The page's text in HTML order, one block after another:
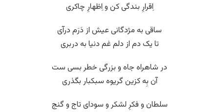
اِقرارِ بندگی کن و اِظهارِ چاکری
ساقی به مژدگانی عیش از دَرَم درآی
تا یک دم از دلم غم دنیا به دربری
در شاهراه جاه و بزرگی خطر بسی ست
آن بِه کزین گریوه سبکبار بگذری
سلطان و فکرِ لشکر و سودای تاج و گنج